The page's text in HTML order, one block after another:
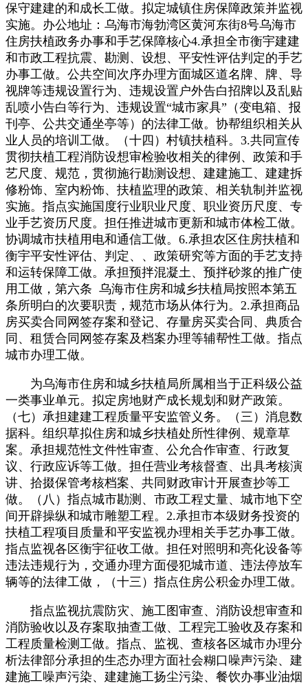
保守建建的和成长工做。拟定城镇住房保障政策并监视
实施。办公地址：乌海市海勃湾区黄河东街8号乌海市
住房扶植政务办事和手艺保障核心4.承担全市衡宇建建
和市政工程抗震、勘测、设想、平安性评估判定的手艺
办事工做。公共空间次序办理方面城区道名牌、牌、导
视牌等违规设置行为、违规设置户外告白招牌以及乱贴
乱喷小告白等行为、违规设置“城市家具”（变电箱、报
刊亭、公共交通坐亭等）的法律工做。协帮组织相关从
业人员的培训工做。（十四）村镇扶植科。3.共同宣传
贯彻扶植工程消防设想审检验收相关的律例、政策和手
艺尺度、规范，贯彻施行勘测设想、建建施工、建建拆
修粉饰、室内粉饰、扶植监理的政策、相关轨制并监视
实施。指点实施国度行业职业尺度、职业资历尺度、专
业手艺资历尺度。担任推进城市更新和城市体检工做。
协调城市扶植用电和通信工做。6.承担农区住房扶植和
衡宇平安性评估、判定、、政策研究等方面的手艺支持
和运转保障工做。承担预拌混凝土、预拌砂浆的推广使
用工做，第六条 乌海市住房和城乡扶植局按照本第五
条所明白的次要职责，规范市场从体行为。2.承担商品
房买卖合同网签存案和登记、存量房买卖合同、典质合
同、租赁合同网签存案及档案办理等辅帮性工做。指点
城市办理工做。
为乌海市住房和城乡扶植局所属相当于正科级公益
一类事业单元。拟定房地财产成长规划和财产政策。
（七）承担建建工程质量平安监管义务。（三）消息数
据科。组织草拟住房和城乡扶植处所性律例、规章草
案。承担规范性文件性审查、公允合作审查、行政复
议、行政应诉等工做。担任营业考核督查、出具考核演
讲、拾掇保管考核档案、共同财政审计开展查抄等工
做。（八）指点城市勘测、市政工程丈量、城市地下空
间开辟操纵和城市雕塑工程。2.承担市本级财务投资的
扶植工程项目质量和平安监视办理相关手艺办事工做。
指点监视各区衡宇征收工做。担任对照明和亮化设备等
违法违规行为，交通办理方面侵犯城市道、违法停放车
辆等的法律工做，（十三）指点住房公积金办理工做。
指点监视抗震防灾、施工图审查、消防设想审查和
消防验收以及存案取抽查工做、工程完工验收及存案和
工程质量检测工做。指点、监视、查核各区城市办理分
析法律部分承担的生态办理方面社会糊口噪声污染、建
建施工噪声污染、建建施工扬尘污染、餐饮办事业油烟